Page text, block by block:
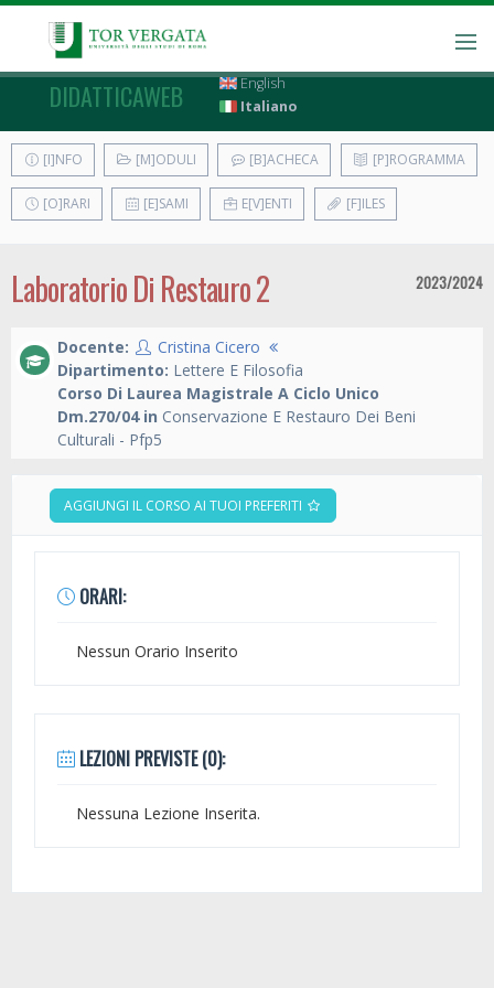
DIDATTICAWEB
English
Italiano
[I]NFO [M]ODULI [B]ACHECA [P]ROGRAMMA
[O]RARI [E]SAMI E[V]ENTI [F]ILES
Laboratorio Di Restauro 2 2023/2024
Docente:
Cristina Cicero
Dipartimento: Lettere E Filosofia
Corso Di Laurea Magistrale A Ciclo Unico
Dm.270/04 in Conservazione E Restauro Dei Beni
Culturali - Pfp5
AGGIUNGI IL CORSO AI TUOI PREFERITI
ORARI:
Nessun Orario Inserito
LEZIONI PREVISTE (0):
Nessuna Lezione Inserita.